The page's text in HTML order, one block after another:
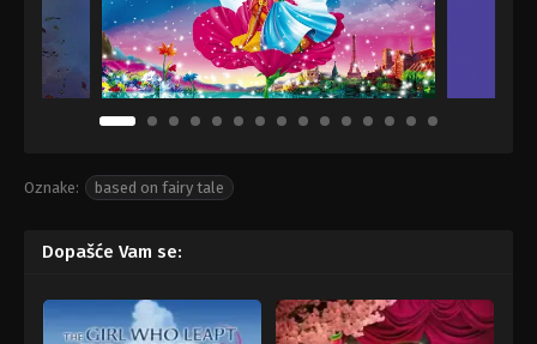
Oznake: based on fairy tale
Dopašće Vam se: